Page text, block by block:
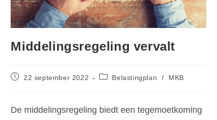
Middelingsregeling vervalt
22 september 2022 Belastingplan / MKB
De middelingsregeling biedt een tegemoetkoming